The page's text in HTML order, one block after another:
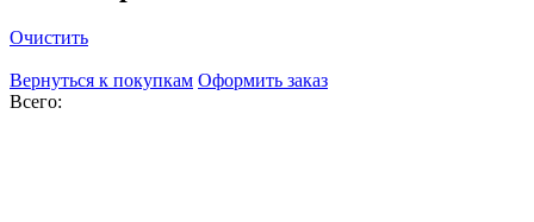
Очистить
Вернуться к покупкам Оформить заказ
Всего: